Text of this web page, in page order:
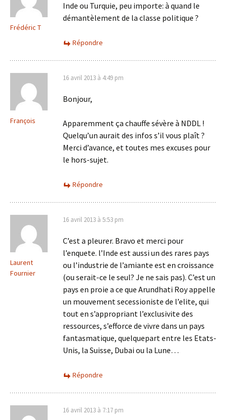
Frédéric T
Inde ou Turquie, peu importe: à quand le
démantèlement de la classe politique ?
Répondre
François
16 avril 2013 à 4:49 pm
Bonjour,
Apparemment ça chauffe sévère à NDDL !
Quelqu’un aurait des infos s’il vous plaît ?
Merci d’avance, et toutes mes excuses pour
le hors-sujet.
Répondre
Laurent
Fournier
16 avril 2013 à 5:53 pm
C’est a pleurer. Bravo et merci pour
l’enquete. l’Inde est aussi un des rares pays
ou l’industrie de l’amiante est en croissance
(ou serait-ce le seul? Je ne sais pas). C’est un
pays en proie a ce que Arundhati Roy appelle
un mouvement secessioniste de l’elite, qui
tout en s’appropriant l’exclusivite des
ressources, s’efforce de vivre dans un pays
fantasmatique, quelquepart entre les Etats-
Unis, la Suisse, Dubai ou la Lune…
Répondre
16 avril 2013 à 7:17 pm